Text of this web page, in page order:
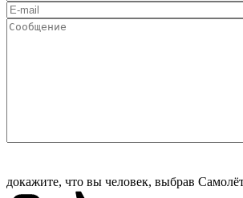
докажите, что вы человек, выбрав Самолёт